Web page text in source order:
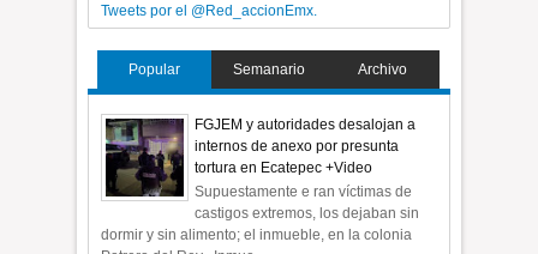
Tweets por el @Red_accionEmx.
Popular Semanario Archivo
FGJEM y autoridades desalojan a
internos de anexo por presunta
tortura en Ecatepec +Video
Supuestamente e ran víctimas de
castigos extremos, los dejaban sin
dormir y sin alimento; el inmueble, en la colonia